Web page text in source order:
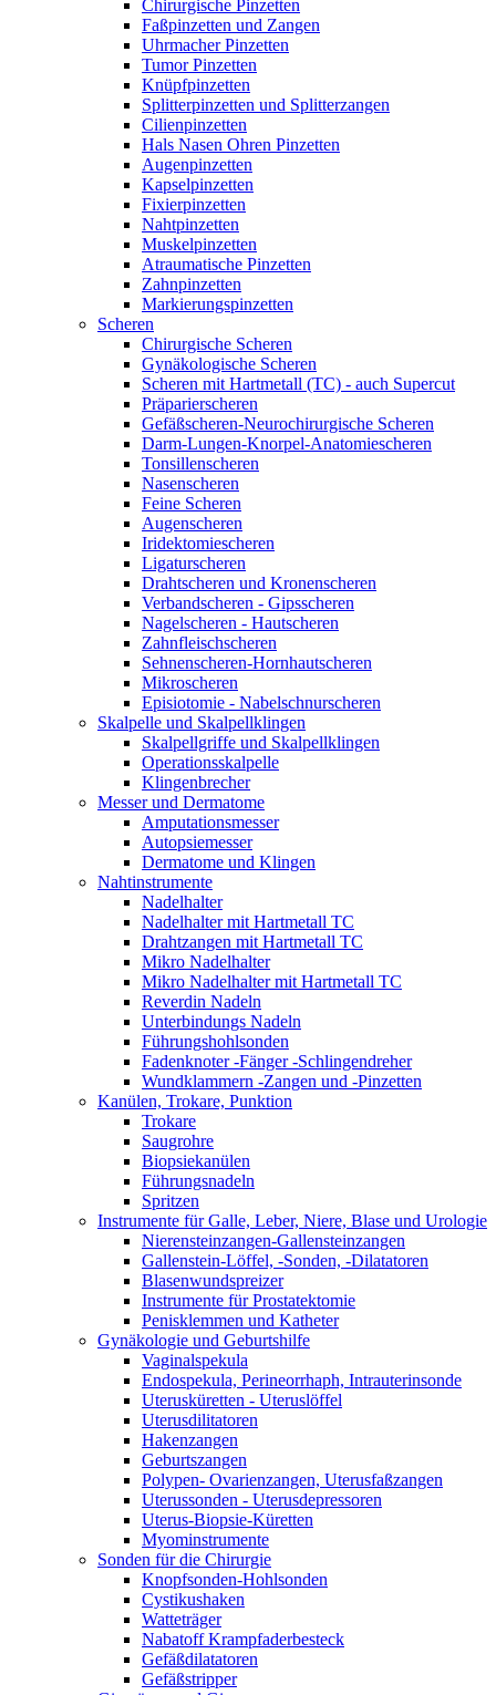
Chirurgische Pinzetten
Faßpinzetten und Zangen
Uhrmacher Pinzetten
Tumor Pinzetten
Knüpfpinzetten
Splitterpinzetten und Splitterzangen
Cilienpinzetten
Hals Nasen Ohren Pinzetten
Augenpinzetten
Kapselpinzetten
Fixierpinzetten
Nahtpinzetten
Muskelpinzetten
Atraumatische Pinzetten
Zahnpinzetten
Markierungspinzetten
Scheren
Chirurgische Scheren
Gynäkologische Scheren
Scheren mit Hartmetall (TC) - auch Supercut
Präparierscheren
Gefäßscheren-Neurochirurgische Scheren
Darm-Lungen-Knorpel-Anatomiescheren
Tonsillenscheren
Nasenscheren
Feine Scheren
Augenscheren
Iridektomiescheren
Ligaturscheren
Drahtscheren und Kronenscheren
Verbandscheren - Gipsscheren
Nagelscheren - Hautscheren
Zahnfleischscheren
Sehnenscheren-Hornhautscheren
Mikroscheren
Episiotomie - Nabelschnurscheren
Skalpelle und Skalpellklingen
Skalpellgriffe und Skalpellklingen
Operationsskalpelle
Klingenbrecher
Messer und Dermatome
Amputationsmesser
Autopsiemesser
Dermatome und Klingen
Nahtinstrumente
Nadelhalter
Nadelhalter mit Hartmetall TC
Drahtzangen mit Hartmetall TC
Mikro Nadelhalter
Mikro Nadelhalter mit Hartmetall TC
Reverdin Nadeln
Unterbindungs Nadeln
Führungshohlsonden
Fadenknoter -Fänger -Schlingendreher
Wundklammern -Zangen und -Pinzetten
Kanülen, Trokare, Punktion
Trokare
Saugrohre
Biopsiekanülen
Führungsnadeln
Spritzen
Instrumente für Galle, Leber, Niere, Blase und Urologie
Nierensteinzangen-Gallensteinzangen
Gallenstein-Löffel, -Sonden, -Dilatatoren
Blasenwundspreizer
Instrumente für Prostatektomie
Penisklemmen und Katheter
Gynäkologie und Geburtshilfe
Vaginalspekula
Endospekula, Perineorrhaph, Intrauterinsonde
Uterusküretten - Uteruslöffel
Uterusdilitatoren
Hakenzangen
Geburtszangen
Polypen- Ovarienzangen, Uterusfaßzangen
Uterussonden - Uterusdepressoren
Uterus-Biopsie-Küretten
Myominstrumente
Sonden für die Chirurgie
Knopfsonden-Hohlsonden
Cystikushaken
Watteträger
Nabatoff Krampfaderbesteck
Gefäßdilatatoren
Gefäßstripper